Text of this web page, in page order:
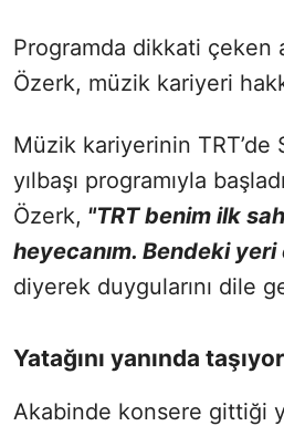
Programda dikkati çeken
Özerk, müzik kariyeri
Müzik kariyerinin TRT’de
yılbaşı programıyla
Özerk, "TRT benim ilk
heyecanım. Bendeki yeri
diyerek duygularını dile
Yatağını yanında taşıyor
Akabinde konsere gittiği